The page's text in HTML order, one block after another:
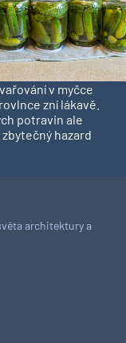
v myčce
zní lákavě.
potravin ale
hazard
architektury a